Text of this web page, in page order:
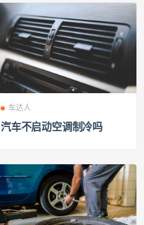
车达人
汽车不启动空调制冷吗